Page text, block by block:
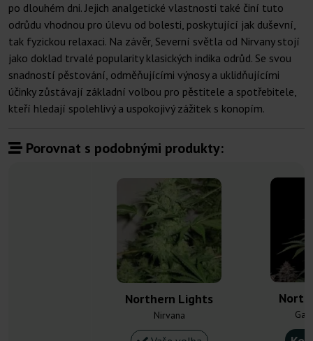
po dlouhém dni. Jejich analgetické vlastnosti také činí tuto
odrůdu vhodnou pro úlevu od bolesti, poskytující jak duševní,
tak fyzickou relaxaci. Na závěr, Severní světla od Nirvany stojí
jako doklad trvalé popularity klasických indika odrůd. Se svou
snadností pěstování, odměňujícími výnosy a uklidňujícími
účinky zůstávají základní volbou pro pěstitele a spotřebitele,
kteří hledají spolehlivý a uspokojivý zážitek s konopím.
Porovnat s podobnými produkty:
Northern Lights
Nirvana